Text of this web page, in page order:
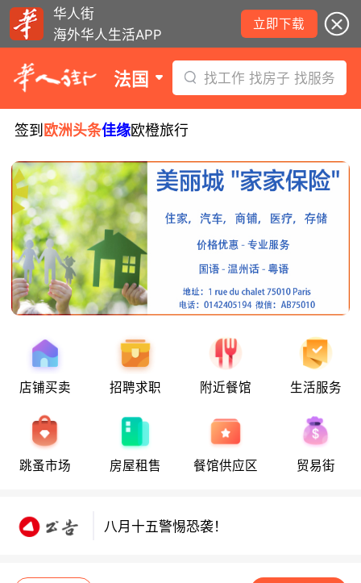
华人街
海外华人生活APP
立即下载
法国 找工作 找房子 找服务
签到 欧洲头条佳缘欧橙旅行
店铺买卖 招聘求职 附近餐馆 生活服务
跳蚤市场 房屋租售 餐馆供应区 贸易街
八月十五警惕恐袭！
八月十五警惕恐袭！